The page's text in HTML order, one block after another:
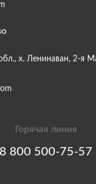
х. Ленинаван, 2-я
Горячая линия
8 800 500-75-57